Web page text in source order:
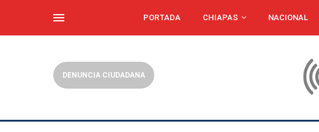
PORTADA CHIAPAS NACIONAL
DENUNCIA CIUDADANA